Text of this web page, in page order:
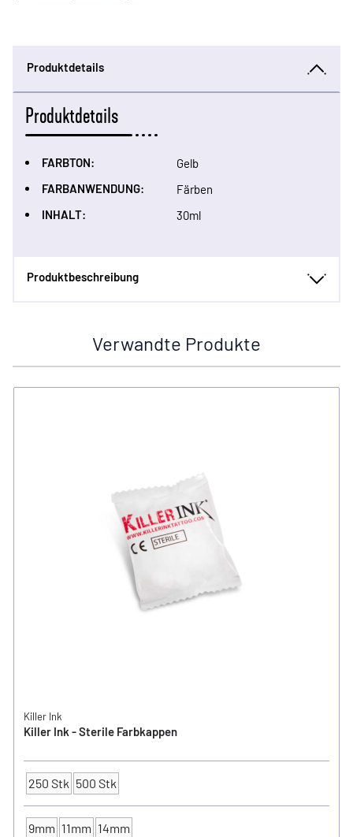
Produktdetails
Produktdetails
FARBTON:
Gelb
FARBANWENDUNG:
Färben
INHALT:
30ml
Produktbeschreibung
Verwandte Produkte
Killer Ink
Killer Ink - Sterile Farbkappen
Verpackungseinheit
250 Stk 500 Stk
9mm 11mm 14mm